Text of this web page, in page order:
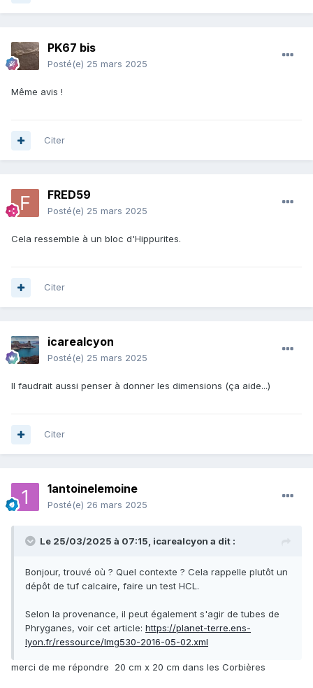
PK67 bis
Posté(e) 25 mars 2025
Même avis !
Citer
FRED59
Posté(e) 25 mars 2025
Cela ressemble à un bloc d'Hippurites.
Citer
icarealcyon
Posté(e) 25 mars 2025
Il faudrait aussi penser à donner les dimensions (ça aide...)
Citer
1antoinelemoine
Posté(e) 26 mars 2025
Le 25/03/2025 à 07:15, icarealcyon a dit :
Bonjour, trouvé où ? Quel contexte ? Cela rappelle plutôt un
dépôt de tuf calcaire, faire un test HCL.
Selon la provenance, il peut également s'agir de tubes de
Phryganes, voir cet article: https://planet-terre.ens-
lyon.fr/ressource/Img530-2016-05-02.xml
merci de me répondre 20 cm x 20 cm dans les Corbières